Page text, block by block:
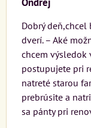
Dobrý deň,chcel
dverí. – Aké
chcem výsledok
postupujete pri
natreté starou
prebrúsite a
sa pánty pri